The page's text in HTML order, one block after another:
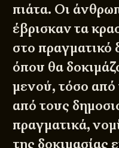
πιάτα. Οι
έβρισκαν τα
στο πραγματικό
όπου θα
μενού, τόσο από
από τους
πραγματικά,
της δοκιμασίας